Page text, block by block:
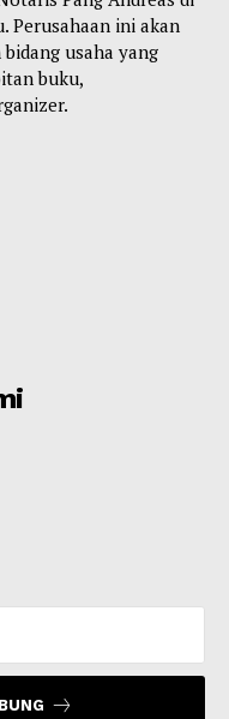
Perusahaan ini akan
usaha yang
buku,